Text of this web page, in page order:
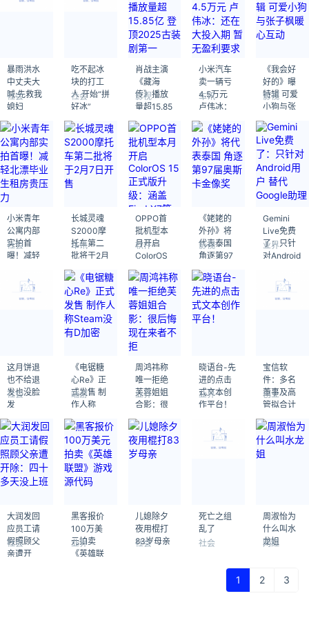
暴雨洪水
中丈夫大
喊:先救我
媳妇
社会
吃不起冰
块的打工
人 开始“拼
好冰”
社会
肖战主演
《藏海
传》播放
量超15.85
亿 登顶
2025古装
剧第一
影视
小米汽车
卖一辆亏
4.5万元
卢伟冰：
还在大投
入期 暂无
盈利要求
车讯
《我会好
好的》曝
特辑 可爱
小狗与张
子枫暖心
互动
影视
小米青年
公寓内部
实拍首
曝！减轻
生租房贵
压力
社会
长城灵魂
S2000摩
托车第二
批将于2月
7日开售
车讯
OPPO首
批机型本
月开启
ColorOS
15正式版
升级：涵
盖Find X7
等11款
软件
《姥姥的
外孙》将
代表泰国
角逐第97
届奥斯卡
金像奖
影视
Gemini
Live免费
了：只针
对Android
Google助
业界
这月饼退
也不给退
发也没脸
发
社会
《电锯糖
心Re》正
式发售 制
作人称
Steam没
有D加密
端游
周鸿祎称
唯一拒绝
芙蓉姐姐
合影：很
后悔 现在
来者不拒
业界
晓语台-先
进的点击
式文本创
作平台！
业界
宝信软
件：多名
董事及高
管拟合计
减持不超
47万股
创业
大润发回
应员工请
假照顾父
亲遭开
社会
黑客报价
100万美
元拍卖
《英雄联
业界
儿媳除夕
夜用棍打
83岁母亲
社会
死亡之组
乱了
社会
周淑怡为
什么叫水
龙姐
网红
1 2 3